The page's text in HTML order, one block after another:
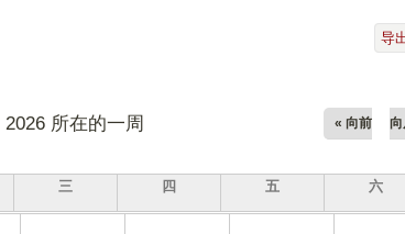
所在的一周 « 向前
导
三 四 五 六